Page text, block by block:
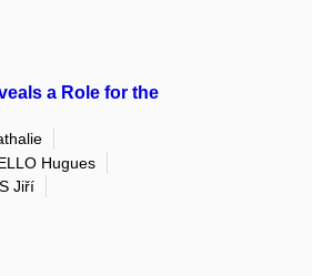
a Role for the
Hugues
Jiří